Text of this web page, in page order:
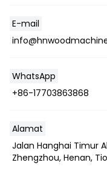
E-mail
WhatsApp
+86-17703863868
Alamat
Jalan Hanghai Timur
Zhengzhou, Henan,